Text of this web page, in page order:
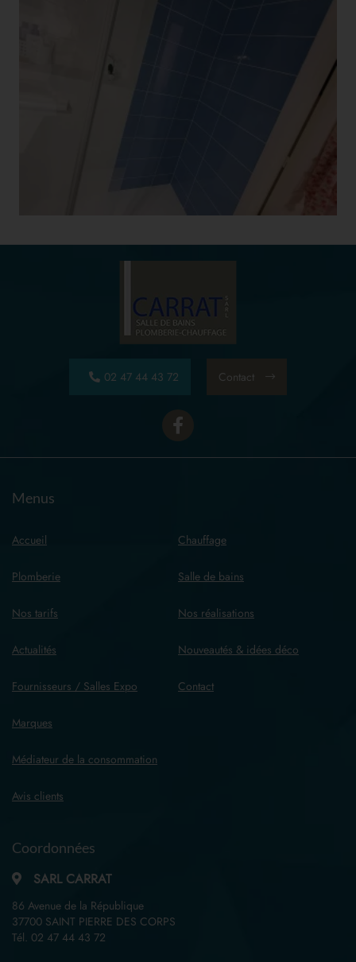
02 47 44 43 72 Contact
Menus
Accueil Chauffage
Plomberie Salle de bains
Nos tarifs Nos réalisations
Actualités Nouveautés & idées déco
Fournisseurs / Salles Expo
Marques
Médiateur de la consommation
Contact
Avis clients
Coordonnées
SARL CARRAT
86 Avenue de la République
37700 SAINT PIERRE DES CORPS
Tél. 02 47 44 43 72